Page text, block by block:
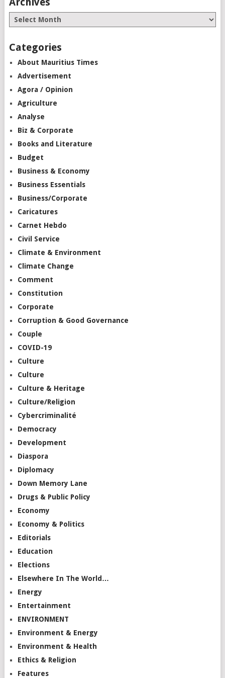
Categories
About Mauritius Times
Advertisement
Agora / Opinion
Agriculture
Analyse
Biz & Corporate
Books and Literature
Budget
Business & Economy
Business Essentials
Business/Corporate
Caricatures
Carnet Hebdo
Civil Service
Climate & Environment
Climate Change
Comment
Constitution
Corporate
Corruption & Good Governance
Couple
COVID-19
Culture
Culture
Culture & Heritage
Culture/Religion
Cybercriminalité
Democracy
Development
Diaspora
Diplomacy
Down Memory Lane
Drugs & Public Policy
Economy
Economy & Politics
Editorials
Education
Elections
Elsewhere In The World…
Energy
Entertainment
ENVIRONMENT
Environment & Energy
Environment & Health
Ethics & Religion
Features